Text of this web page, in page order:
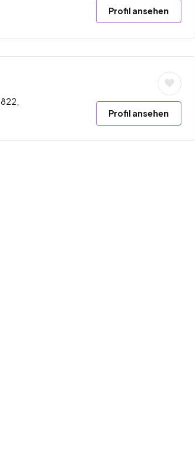
Profil ansehen
Profil ansehen